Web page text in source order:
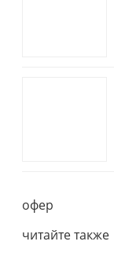
офер
читайте также